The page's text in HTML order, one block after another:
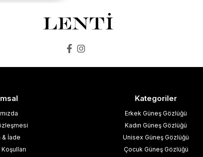
& İade
Kategoriler
Erkek Güneş Gözlüğü
Kadın Güneş Gözlüğü
Unisex Güneş Gözlüğü
Çocuk Güneş Gözlüğü